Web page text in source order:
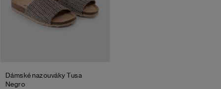
Dámské nazouváky Tusa
Negro